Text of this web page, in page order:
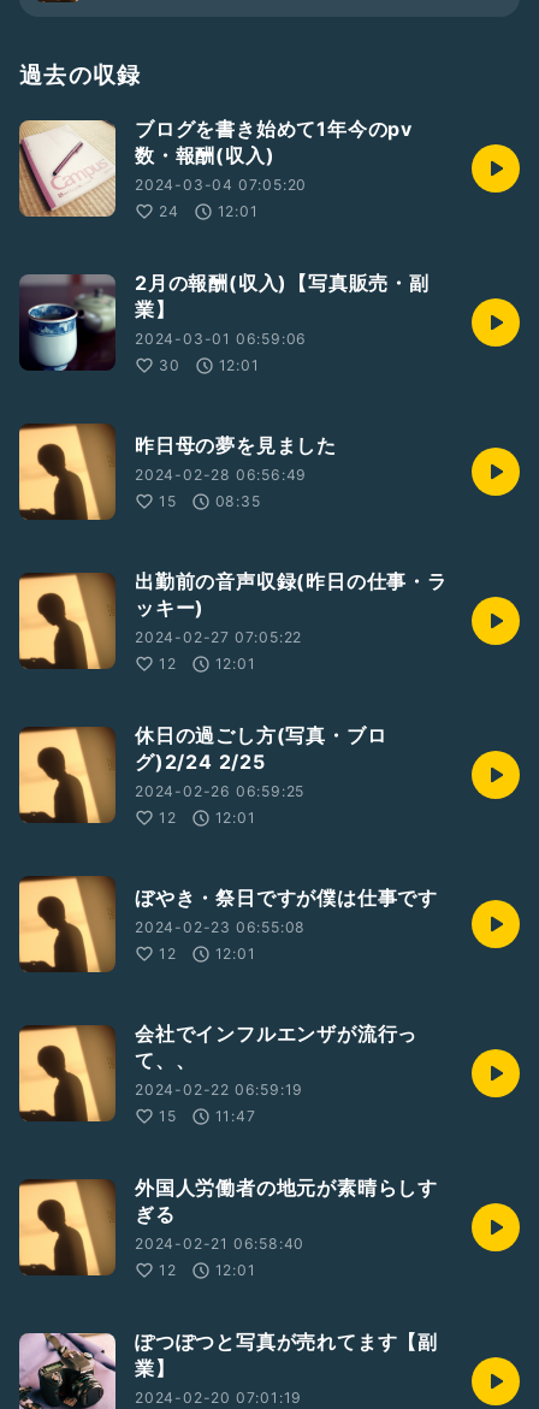
過去の収録
ブログを書き始めて1年今のpv
数・報酬(収入)
2024-03-04 07:05:20
24
12:01
2月の報酬(収入)【写真販売・副
業】
2024-03-01 06:59:06
30
12:01
昨日母の夢を見ました
2024-02-28 06:56:49
15
08:35
出勤前の音声収録(昨日の仕事・ラ
ッキー)
2024-02-27 07:05:22
12
12:01
休日の過ごし方(写真・ブロ
グ)2/24 2/25
2024-02-26 06:59:25
12
12:01
ぼやき・祭日ですが僕は仕事です
2024-02-23 06:55:08
12
12:01
会社でインフルエンザが流行っ
て、、
2024-02-22 06:59:19
15
11:47
外国人労働者の地元が素晴らしす
ぎる
2024-02-21 06:58:40
12
12:01
ぽつぽつと写真が売れてます【副
業】
2024-02-20 07:01:19